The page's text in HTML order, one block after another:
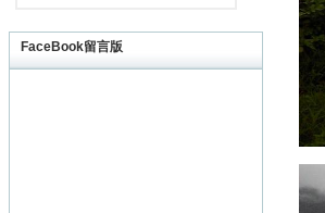
FaceBook留言版